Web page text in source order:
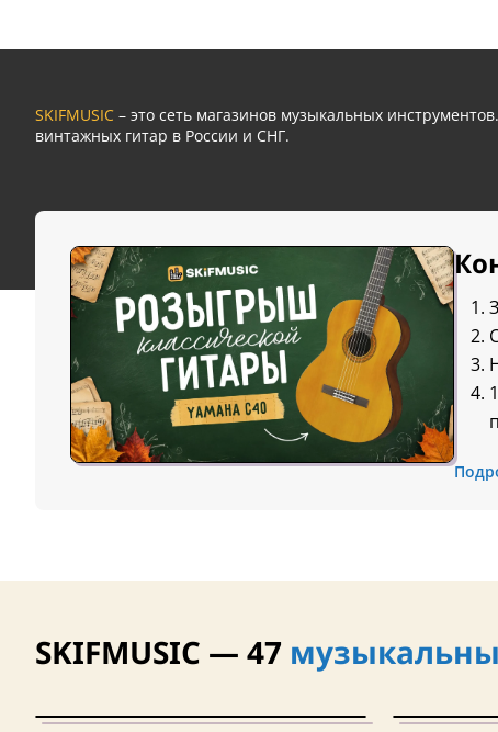
SKIFMUSIC – это сеть магазинов музыкальных
винтажных гитар в России и СНГ.
SKIFMUSIC — 47